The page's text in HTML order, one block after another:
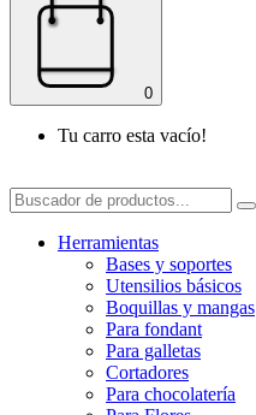
0
Tu carro esta vacío!
Herramientas
Bases y soportes
Utensilios básicos
Boquillas y mangas
Para fondant
Para galletas
Cortadores
Para chocolatería